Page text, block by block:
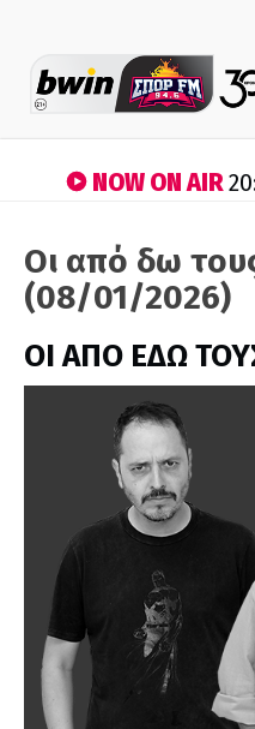
NOW ON AIR
Οι από δω
(08/01/2026)
ΟΙ ΑΠΟ ΕΔΩ